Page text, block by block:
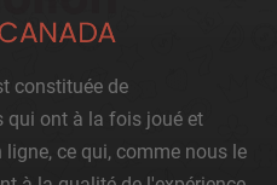
constituée de
qui ont à la fois joué et
ce qui, comme nous le